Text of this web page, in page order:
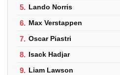
5. Lando Norris
6. Max Verstappen
7. Oscar Piastri
8. Isack Hadjar
9. Liam Lawson